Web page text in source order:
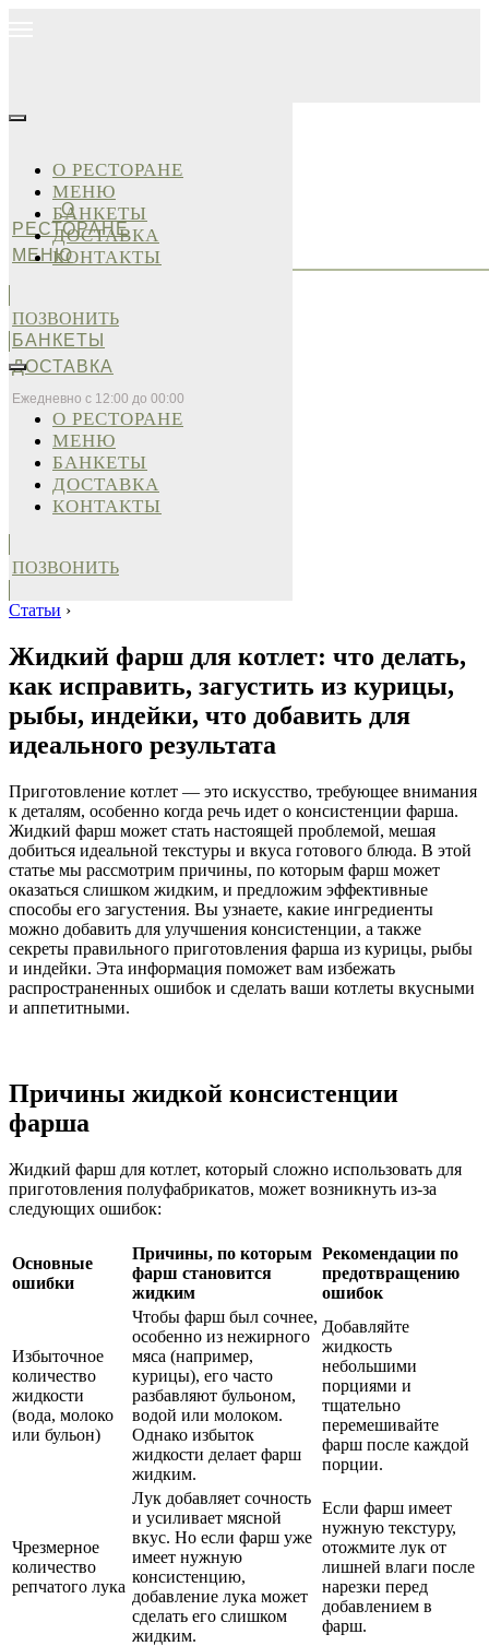
О
РЕСТОРАНЕ
МЕНЮ
БАНКЕТЫ
ДОСТАВКА
Ежедневно с 12:00 до 00:00
О РЕСТОРАНЕ
МЕНЮ
БАНКЕТЫ
ДОСТАВКА
КОНТАКТЫ
ПОЗВОНИТЬ
О РЕСТОРАНЕ
МЕНЮ
БАНКЕТЫ
ДОСТАВКА
КОНТАКТЫ
ПОЗВОНИТЬ
Статьи ›
Жидкий фарш для котлет: что делать,
как исправить, загустить из курицы,
рыбы, индейки, что добавить для
идеального результата
Приготовление котлет — это искусство, требующее внимания
к деталям, особенно когда речь идет о консистенции фарша.
Жидкий фарш может стать настоящей проблемой, мешая
добиться идеальной текстуры и вкуса готового блюда. В этой
статье мы рассмотрим причины, по которым фарш может
оказаться слишком жидким, и предложим эффективные
способы его загустения. Вы узнаете, какие ингредиенты
можно добавить для улучшения консистенции, а также
секреты правильного приготовления фарша из курицы, рыбы
и индейки. Эта информация поможет вам избежать
распространенных ошибок и сделать ваши котлеты вкусными
и аппетитными.
Причины жидкой консистенции
фарша
Жидкий фарш для котлет, который сложно использовать для
приготовления полуфабрикатов, может возникнуть из-за
следующих ошибок:
Основные
ошибки
Причины, по которым
фарш становится
жидким
Рекомендации по
предотвращению
ошибок
Избыточное
количество
жидкости
(вода, молоко
или бульон)
Чтобы фарш был сочнее,
особенно из нежирного
мяса (например,
курицы), его часто
разбавляют бульоном,
водой или молоком.
Однако избыток
жидкости делает фарш
жидким.
Добавляйте
жидкость
небольшими
порциями и
тщательно
перемешивайте
фарш после каждой
порции.
Чрезмерное
количество
репчатого лука
Лук добавляет сочность
и усиливает мясной
вкус. Но если фарш уже
имеет нужную
консистенцию,
добавление лука может
сделать его слишком
жидким.
Если фарш имеет
нужную текстуру,
отожмите лук от
лишней влаги после
нарезки перед
добавлением в
фарш.